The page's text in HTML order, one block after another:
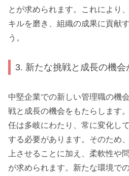
とが求められます。これにより
キルを磨き、組織の成果に貢献
う。
3. 新たな挑戦と成長の機会
中堅企業での新しい管理職の機
戦と成長の機会をもたらします
任は多岐にわたり、常に変化し
する必要があります。そのため
上させることに加え、柔軟性や
が求められます。新たな環境で